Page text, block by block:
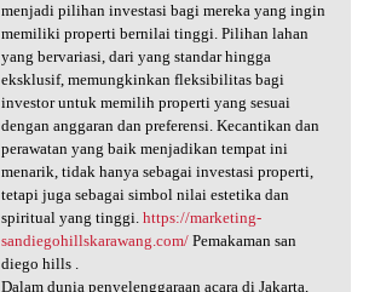
menjadi pilihan investasi bagi mereka yang ingin
memiliki properti bernilai tinggi. Pilihan lahan
yang bervariasi, dari yang standar hingga
eksklusif, memungkinkan fleksibilitas bagi
investor untuk memilih properti yang sesuai
dengan anggaran dan preferensi. Kecantikan dan
perawatan yang baik menjadikan tempat ini
menarik, tidak hanya sebagai investasi properti,
tetapi juga sebagai simbol nilai estetika dan
spiritual yang tinggi. https://marketing-
sandiegohillskarawang.com/Pemakaman san
diego hills .
Dalam dunia penyelenggaraan acara di Jakarta,